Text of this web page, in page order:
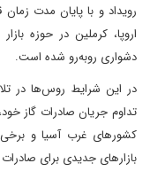
رویداد و با پایان مدت زمان
اروپا، کرملین در حوزه
دشواری رو‌به‌رو شده است.
در این شرایط روس‌ها در
تداوم جریان صادرات گاز
کشور‌های غرب آسیا و برخی
بازار‌های جدیدی برای